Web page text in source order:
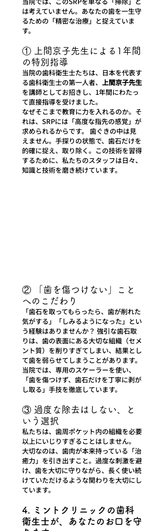
は考えていません。あなたの歯を一生守
るための「精密な治療」と捉えていま
す。
① 上間京子先生による1年間
の特別指導
当院の歯科衛生士たちは、日本を代表す
る歯科衛生士の第一人者、 上間京子先生
を講師としてお招きし、1年間にわたっ
て直接指導を受けました。
なぜそこまで教育に力を入れるのか。そ
れは、SRPには「高度な指先の感覚」が
求められるからです。 歯ぐきの中は見
えません。手探りの状態で、歯石だけを
的確に捉え、取り除く。この技術を習得
するために、私たちのスタッフは日々、
知識と技術を磨き続けています。
② 「歯を傷つけない」こと
へのこだわり
「歯石を取ってもらったら、歯が削れた
気がする」「しみるようになった」とい
う経験はありませんか？ 強引な歯石取
りは、歯の表面にある大切な組織（セメ
ント質）を削りすぎてしまい、結果とし
て歯を弱らせてしまうことがあります。
当院では、専用のスケーラーを使い、
「歯を傷つけず、歯石だけを丁寧に剥が
し取る」手技を徹底しています。
③ 過度な除去はしない、と
いう選択
私たちは、歯周ポケット内の組織を必要
以上にいじりすぎることはしません。
大切なのは、歯肉が本来持っている「治
癒力」を引き出すこと。過度な刺激を避
け、歯を大切に守りながら、長く使い続
けていただけるような関わりを大切にし
ています。
4. ミントクリニックの歯科
衛生士が、あなたのお口を守